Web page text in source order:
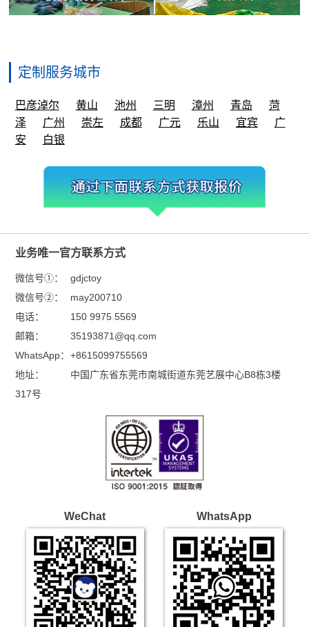
定制服务城市
巴彦淖尔 黄山 池州 三明 漳州 青岛
菏
泽
广州 崇左 成都 广元 乐山 宜宾
广
安
白银
业务唯一官方联系方式
微信号①：
gdjctoy
微信号②：
may200710
电话：
150 9975 5569
邮箱：
35193871@qq.com
WhatsApp： +8615099755569
地址：
中国广东省东莞市南城街道东莞艺展中心B8栋3楼
317号
WeChat WhatsApp